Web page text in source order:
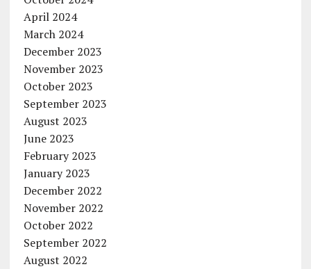
April 2024
March 2024
December 2023
November 2023
October 2023
September 2023
August 2023
June 2023
February 2023
January 2023
December 2022
November 2022
October 2022
September 2022
August 2022